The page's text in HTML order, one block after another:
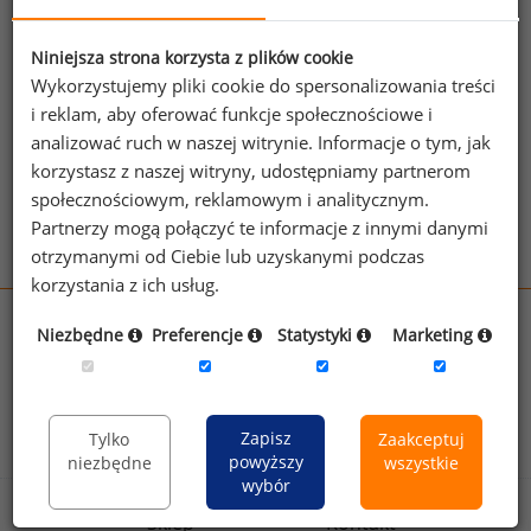
jednego z powyższych stanowisk możesz za
jego pomocą sprawdzić raporty dla
pozostałych.
Wykorzystaj kod
Aby otrzymać darmowy kod dostępu weź udział
wOgólnopolskim Badaniu Wynagrodzeń.
wynagrodzenia.pl
sedlak.pl
kfw.sedlak.pl
badania
HR.pl wskaznikiHR.pl
Sklep Kontakt
Niniejsza strona korzysta z plików cookie
Wykorzystujemy pliki cookie do spersonalizowania treści
i reklam, aby oferować funkcje społecznościowe i
analizować ruch w naszej witrynie. Informacje o tym, jak
korzystasz z naszej witryny, udostępniamy partnerom
społecznościowym, reklamowym i analitycznym.
Partnerzy mogą połączyć te informacje z innymi danymi
otrzymanymi od Ciebie lub uzyskanymi podczas
korzystania z ich usług.
Niezbędne Preferencje Statystyki Marketing
Tylko
niezbędne
Zapisz
powyższy
wybór
Zaakceptuj
wszystkie